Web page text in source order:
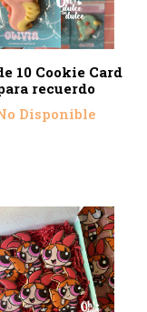
10 Cookie Card
recuerdo
Disponible